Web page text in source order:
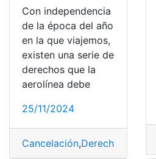
Con independencia
de la época del año
en la que viajemos,
existen una serie de
derechos que la
aerolínea debe
25/11/2024
Cancelación,Derechos